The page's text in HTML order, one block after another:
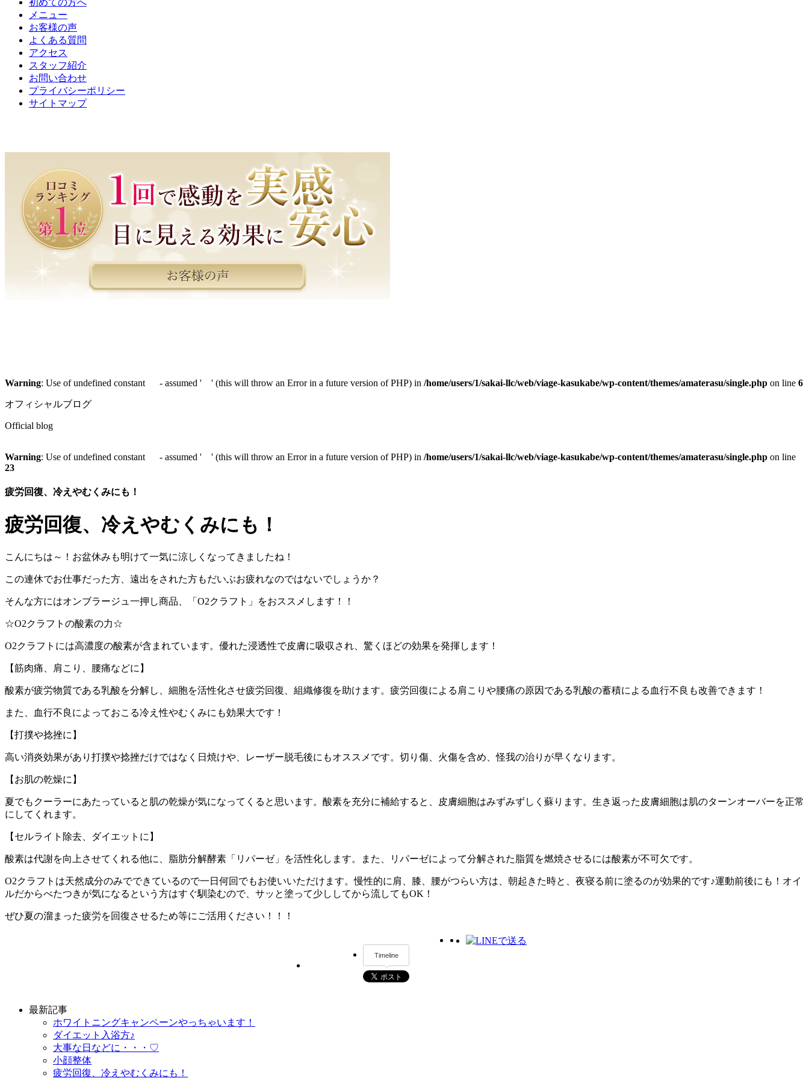
初めての方へ
メニュー
お客様の声
よくある質問
アクセス
スタッフ紹介
お問い合わせ
プライバシーポリシー
サイトマップ
Warning: Use of undefined constant - assumed ' ' (this will throw an Error in a future version of PHP) in /home/users/1/sakai-llc/web/viage-kasukabe/wp-content/themes/amaterasu/single.php on line 6
オフィシャルブログ
Official blog
Warning: Use of undefined constant - assumed ' ' (this will throw an Error in a future version of PHP) in /home/users/1/sakai-llc/web/viage-kasukabe/wp-content/themes/amaterasu/single.php on line
23
疲労回復、冷えやむくみにも！
疲労回復、冷えやむくみにも！
こんにちは～！お盆休みも明けて一気に涼しくなってきましたね！
この連休でお仕事だった方、遠出をされた方もだいぶお疲れなのではないでしょうか？
そんな方にはオンブラージュ一押し商品、「O2クラフト」をおススメします！！
☆O2クラフトの酸素の力☆
O2クラフトには高濃度の酸素が含まれています。優れた浸透性で皮膚に吸収され、驚くほどの効果を発揮します！
【筋肉痛、肩こり、腰痛などに】
酸素が疲労物質である乳酸を分解し、細胞を活性化させ疲労回復、組織修復を助けます。疲労回復による肩こりや腰痛の原因である乳酸の蓄積による血行不良も改善できます！
また、血行不良によっておこる冷え性やむくみにも効果大です！
【打撲や捻挫に】
高い消炎効果があり打撲や捻挫だけではなく日焼けや、レーザー脱毛後にもオススメです。切り傷、火傷を含め、怪我の治りが早くなります。
【お肌の乾燥に】
夏でもクーラーにあたっていると肌の乾燥が気になってくると思います。酸素を充分に補給すると、皮膚細胞はみずみずしく蘇ります。生き返った皮膚細胞は肌のターンオーバーを正常
にしてくれます。
【セルライト除去、ダイエットに】
酸素は代謝を向上させてくれる他に、脂肪分解酵素「リパーゼ」を活性化します。また、リパーゼによって分解された脂質を燃焼させるには酸素が不可欠です。
O2クラフトは天然成分のみでできているので一日何回でもお使いいただけます。慢性的に肩、膝、腰がつらい方は、朝起きた時と、夜寝る前に塗るのが効果的です♪運動前後にも！オイ
ルだからべたつきが気になるという方はすぐ馴染むので、サッと塗って少ししてから流してもOK！
ぜひ夏の溜まった疲労を回復させるため等にご活用ください！！！
Timeline
最新記事
ホワイトニングキャンペーンやっちゃいます！
ダイエット入浴方♪
大事な日などに・・・♡
小顔整体
疲労回復、冷えやむくみにも！